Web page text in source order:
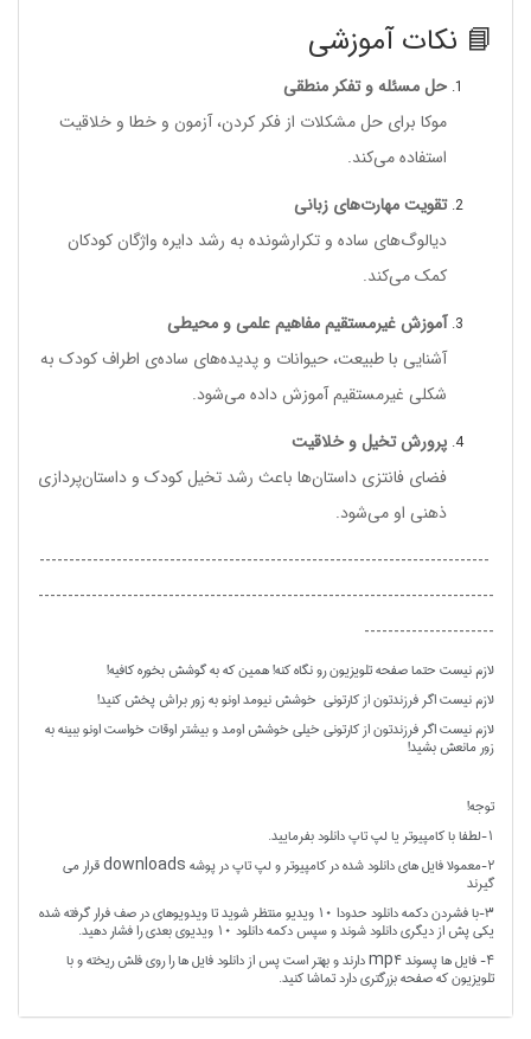
📘 نکات آموزشی
حل مسئله و تفکر منطقی
موکا برای حل مشکلات از فکر کردن، آزمون و خطا و خلاقیت
استفاده می‌کند.
تقویت مهارت‌های زبانی
دیالوگ‌های ساده و تکرارشونده به رشد دایره واژگان کودکان
کمک می‌کند.
آموزش غیرمستقیم مفاهیم علمی و محیطی
آشنایی با طبیعت، حیوانات و پدیده‌های ساده‌ی اطراف کودک به
شکلی غیرمستقیم آموزش داده می‌شود.
پرورش تخیل و خلاقیت
فضای فانتزی داستان‌ها باعث رشد تخیل کودک و داستان‌پردازی
ذهنی او می‌شود.
----------------------------------------------------------------------------
-----------------------------------------------------------------------------
----------------------
لازم نیست حتما صفحه تلویزیون رو نگاه کنه! همین که به گوشش بخوره کافیه!
لازم نیست اگر فرزندتون از کارتونی خوشش نیومد اونو به زور براش پخش کنید!
لازم نیست اگر فرزندتون از کارتونی خیلی خوشش اومد و بیشتر اوقات خواست اونو ببینه به
زور مانعش بشید!
توجه!
2-معمولا فایل های دانلود شده در کامپیوتر و لپ تاپ در پوشه downloads قرار می
گیرند
3-با فشردن دکمه دانلود حدودا 10 ویدیو منتظر شوید تا ویدویوهای در صف فرار گرفته شده
یکی پش از دیگری دانلود شوند و سپس دکمه دانلود 10 ویدیوی بعدی را فشار دهید.
4- فایل ها پسوند mp4 دارند و بهتر است پس از دانلود فایل ها را روی فلش ریخته و با
تلویزیون که صفحه بزرگتری دارد تماشا کنید.